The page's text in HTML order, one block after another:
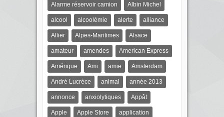
Alarme réservoir camion Albin Michel
alcool alcoolémie alerte alliance
Allier Alpes-Maritimes Alsace
amateur amendes American Express
Amérique Ami amie Amsterdam
André Lucrèce animal année 2013
annonce anxiolytiques Appât
Apple Apple Store application